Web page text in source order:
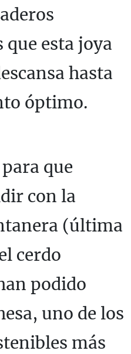
esta joya
hasta
óptimo.
que
con la
(última
cerdo
podido
uno de los
más